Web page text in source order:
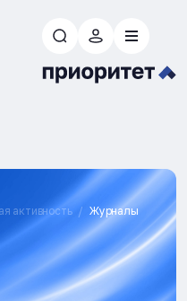
активность Журналы